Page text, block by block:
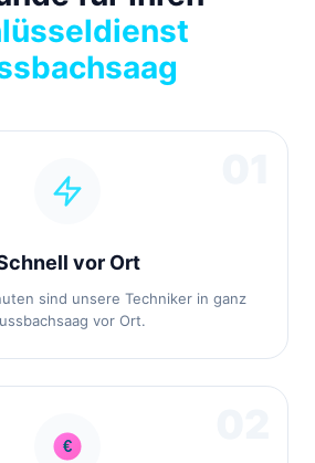
vor Ort
sind unsere Techniker in ganz
vor Ort.